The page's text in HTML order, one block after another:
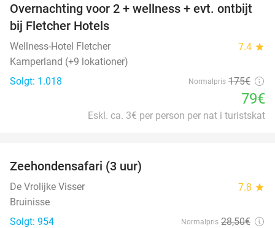
55%
Overnachting voor 2 + wellness + evt. ontbijt
bij Fletcher Hotels
Wellness-Hotel Fletcher 7.4 star
Kamperland (+9 lokationer)
Solgt: 1.018
Normalpris 175€
79€
Eskl. ca. 3€ per person per nat i turistskat
Zeehondensafari (3 uur)
De Vrolijke Visser 7.8 star
Bruinisse
Solgt: 954
Normalpris 28,50€